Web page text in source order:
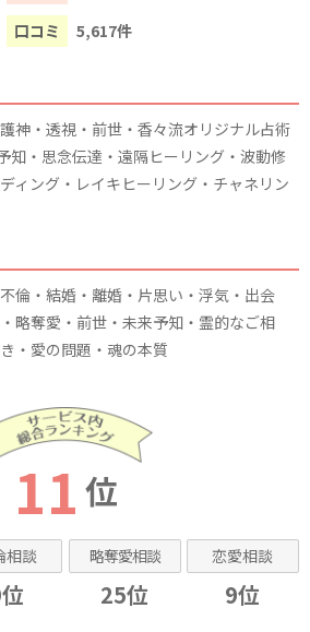
口コミ
5,617件
神・透視・前世・香々流オリジナル占術
知・思念伝達・遠隔ヒーリング・波動修
ィング・レイキヒーリング・チャネリン
倫・結婚・離婚・片思い・浮気・出会
略奪愛・前世・未来予知・霊的なご相
・愛の問題・魂の本質
11 位
相談 略奪愛相談
25位
恋愛相談
9位